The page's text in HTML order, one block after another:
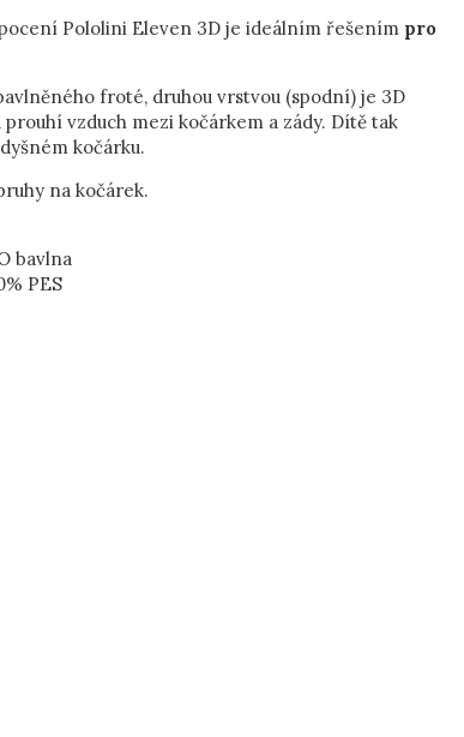
Pololini Eleven 3D je ideálním řešením pro
froté, druhou vrstvou (spodní) je 3D
vzduch mezi kočárkem a zády. Dítě tak
kočárku.
na kočárek.
bavlna
PES